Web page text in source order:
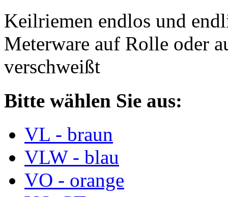
Keilriemen endlos und
Meterware auf Rolle oder
verschweißt
Bitte wählen Sie aus:
VL - braun
VLW - blau
VO - orange